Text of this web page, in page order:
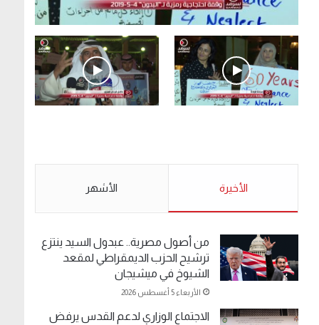
.وقفة احتجاجية رمزية لـ”#البدون” في ساحة الإرادة
الأحد 5 مايو 2019
مخدرات يعني ولا خمر؟!.
الأخيرة الأشهر
من أصول مصرية.. عبدول السيد ينتزع
ترشيح الحزب الديمقراطي لمقعد
الشيوخ في ميشيجان
الأربعاء 5 أغسطس 2026
الاجتماع الوزاري لدعم القدس يرفض